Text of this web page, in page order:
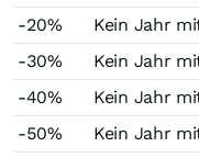
-20%
Kein Jahr
-30%
Kein Jahr
-40%
Kein Jahr
-50%
Kein Jahr